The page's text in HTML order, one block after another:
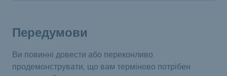
Передумови
Ви повинні довести або переконливо
продемонструвати, що вам терміново потрібен